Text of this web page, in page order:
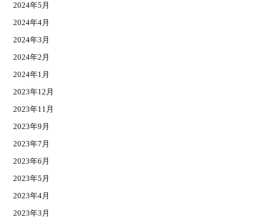
2024年5月
2024年4月
2024年3月
2024年2月
2024年1月
2023年12月
2023年11月
2023年9月
2023年7月
2023年6月
2023年5月
2023年4月
2023年3月